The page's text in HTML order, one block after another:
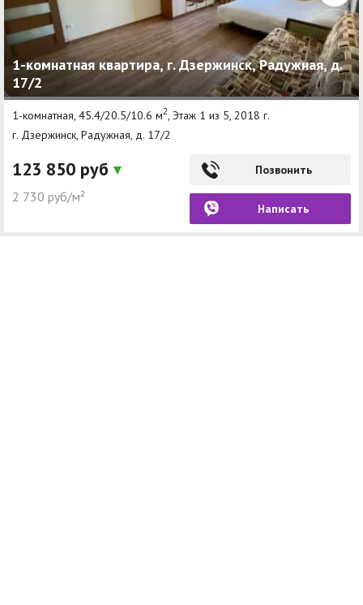
1-комнатная квартира, г. Дзержинск, Радужная, д.
17/2
1-комнатная, 45.4/20.5/10.6 м2, Этаж 1 из 5, 2018 г.
г. Дзержинск, Радужная, д. 17/2
123 850 руб
2 730 руб/м²
Позвонить
Написать